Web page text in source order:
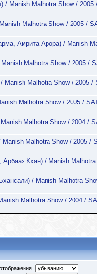
Manish Malhotra Show / 2005
Malhotra Show / 2005 /
Амрита Арора) / Manish
Malhotra Show / 2005 /
Malhotra Show / 2005 /
Malhotra Show / 2005 /
Malhotra Show / 2004 /
Malhotra Show / 2005 /
Кхан) / Manish Malhotra
/ Manish Malhotra
Malhotra Show / 2004 /